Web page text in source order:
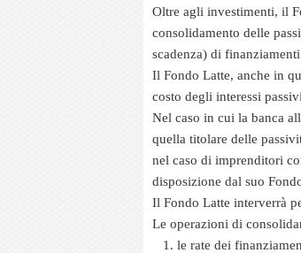
Oltre agli investimenti, il
consolidamento delle
scadenza) di
Il Fondo Latte, anche in
costo degli interessi
Nel caso in cui la banca
quella titolare delle
nel caso di imprenditori
disposizione dal suo
Il Fondo Latte interverrà
Le operazioni di
1. le rate dei